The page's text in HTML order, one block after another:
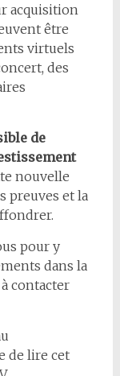
acquisition
être
virtuels
des
de
nouvelle
preuves et la
pour y
dans la
contacter
de lire cet